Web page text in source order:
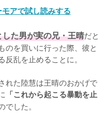
アで試し読みする
た男が実の兄・王晴だと
のを買いに行った際、彼と
乱を止めることに。
れた陸慧は王晴のおかげで
「これから起こる暴動を止
した。